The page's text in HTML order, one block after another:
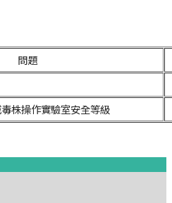
問題
株操作實驗室安全等級